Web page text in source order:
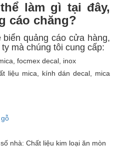
làm gì tại đây,
cáo chăng?
biển quảng cáo cửa hàng,
mà chúng tôi cung cấp:
focmex decal, inox
liệu mica, kính dán decal, mica
nhà: Chất liệu kim loại ăn mòn